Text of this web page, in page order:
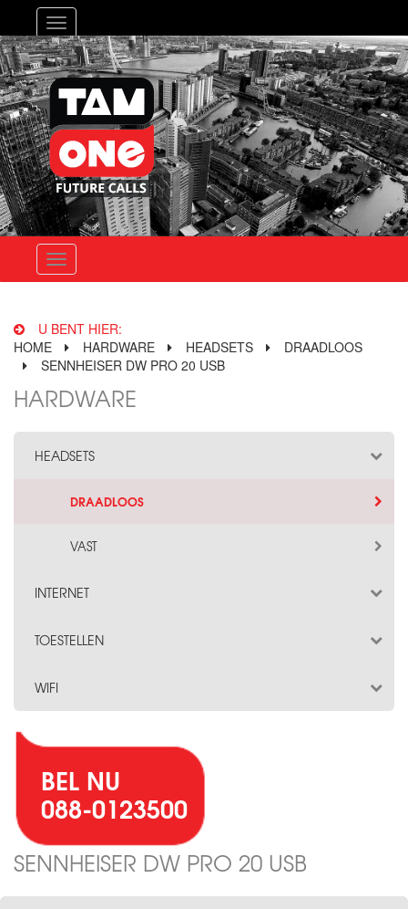
Toggle
navigation
Toggle
navigation
U BENT HIER:
HOME
HARDWARE HEADSETS
DRAADLOOS
SENNHEISER DW PRO 20 USB
HARDWARE
HEADSETS
DRAADLOOS
VAST
INTERNET
TOESTELLEN
WIFI
BEL NU
088-0123500
SENNHEISER DW PRO 20 USB